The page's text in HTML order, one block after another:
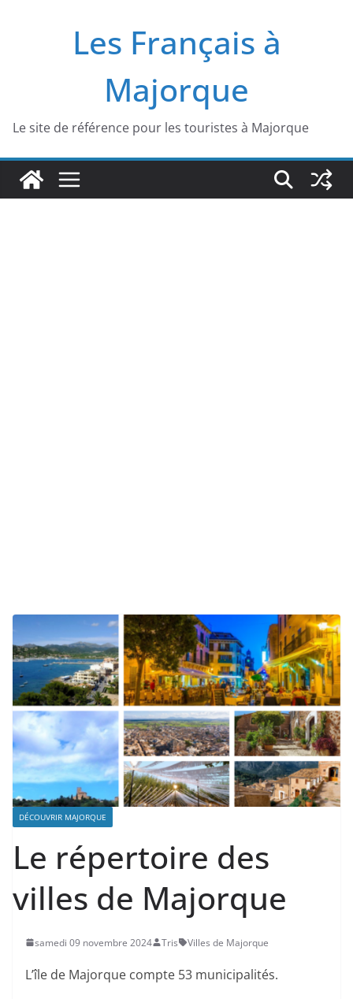
Les Français à
Majorque
Le site de référence pour les touristes à Majorque
DÉCOUVRIR MAJORQUE
Le répertoire des
villes de Majorque
samedi 09 novembre 2024 Tris Villes de Majorque
L’île de Majorque compte 53 municipalités.